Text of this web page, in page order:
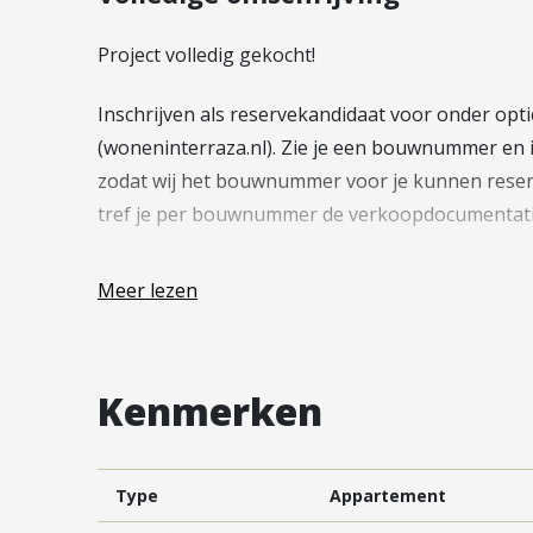
Vestiging Vleuten-De Meern en
Leidsche Rijn
Vestiging Vianen
Vestiging Maarssen
Project volledig gekocht!
Inschrijven als reservekandidaat voor onder
(woneninterraza.nl). Zie je een bouwnummer
zodat wij het bouwnummer voor je kunnen
tref je per bouwnummer de
Rijnhuizen transformeert van een
werken hand in hand gaan. In Rijnhuizen
nieuwe woonplek in een historisch deel van
Jutphaas al bezocht? Zowel het centrum van
Meer lezen
Kenmerken
Type Appartement